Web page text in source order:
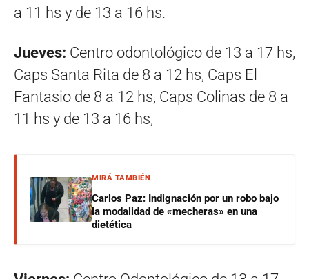
a 11 hs y de 13 a 16 hs.
Jueves: Centro odontológico de 13 a 17 hs,
Caps Santa Rita de 8 a 12 hs, Caps El
Fantasio de 8 a 12 hs, Caps Colinas de 8 a
11 hs y de 13 a 16 hs,
MIRÁ TAMBIÉN
Carlos Paz: Indignación por un robo bajo
la modalidad de «mecheras» en una
dietética